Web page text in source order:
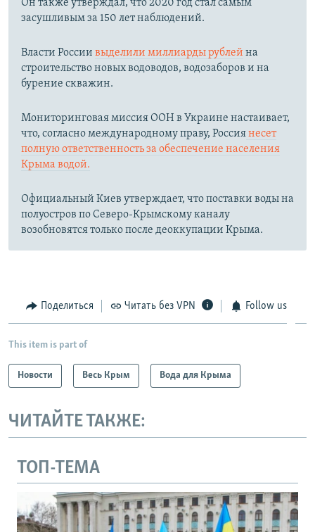
Он также утверждал, что 2020 год стал самым
засушливым за 150 лет наблюдений.​
Власти России выделили миллиарды рублей на
строительство новых водоводов, водозаборов и на
бурение скважин.
Мониторинговая миссия ООН в Украине настаивает,
что, согласно международному праву, Россиянесет
полную ответственность за обеспечение населения
Крыма водой.
Официальный Киев утверждает, что поставки воды на
полуостров по Северо-Крымскому каналу
возобновятся только после деоккупации Крыма.
Поделиться Читать без VPN Follow us
This item is part of
Новости Весь Крым Вода для Крыма
ЧИТАЙТЕ ТАКЖЕ:
ТОП-ТЕМА